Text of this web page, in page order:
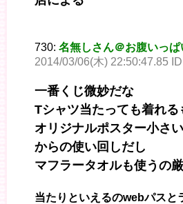
730: 名無しさん＠お腹いっぱ
2014/03/06(木) 22:50:47.85
一番くじ微妙だな
Tシャツ当たっても着れる
オリジナルポスター小さ
からの使い回しだし
マフラータオルも使うの
当たりといえるのwebパスと